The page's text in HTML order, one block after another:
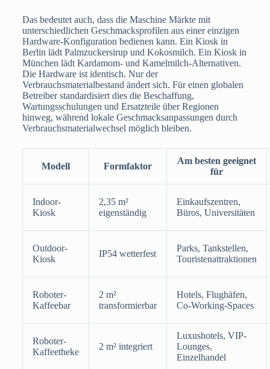
Das bedeutet auch, dass die Maschine Märkte mit
unterschiedlichen Geschmacksprofilen aus einer einzigen
Hardware-Konfiguration bedienen kann. Ein Kiosk in
Berlin lädt Palmzuckersirup und Kokosmilch. Ein Kiosk in
München lädt Kardamom- und Kamelmilch-Alternativen.
Die Hardware ist identisch. Nur der
Verbrauchsmaterialbestand ändert sich. Für einen globalen
Betreiber standardisiert dies die Beschaffung,
Wartungsschulungen und Ersatzteile über Regionen
hinweg, während lokale Geschmacksanpassungen durch
Verbrauchsmaterialwechsel möglich bleiben.
Modell Formfaktor
Am besten geeignet
für
Indoor-
Kiosk
2,35 m²
eigenständig
Einkaufszentren,
Büros, Universitäten
Outdoor-
Kiosk
IP54 wetterfest
Parks, Tankstellen,
Touristenattraktionen
Roboter-
Kaffeebar
2 m²
transformierbar
Hotels, Flughäfen,
Co-Working-Spaces
Roboter-
Kaffeetheke
2 m² integriert
Luxushotels, VIP-
Lounges,
Einzelhandel